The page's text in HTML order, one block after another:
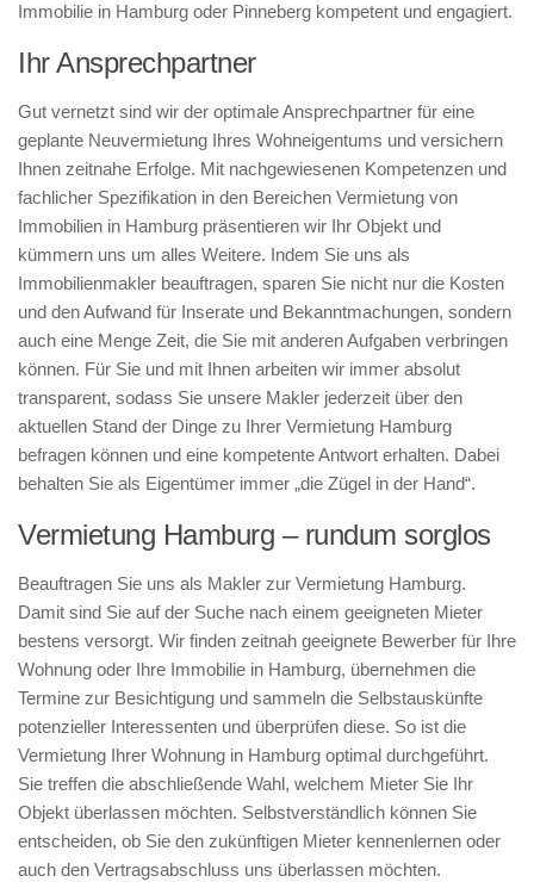
Immobilie in Hamburg oder Pinneberg kompetent und engagiert.
Ihr Ansprechpartner
Gut vernetzt sind wir der optimale Ansprechpartner für eine
geplante Neuvermietung Ihres Wohneigentums und versichern
Ihnen zeitnahe Erfolge. Mit nachgewiesenen Kompetenzen und
fachlicher Spezifikation in den Bereichen Vermietung von
Immobilien in Hamburg präsentieren wir Ihr Objekt und
kümmern uns um alles Weitere. Indem Sie uns als
Immobilienmakler beauftragen, sparen Sie nicht nur die Kosten
und den Aufwand für Inserate und Bekanntmachungen, sondern
auch eine Menge Zeit, die Sie mit anderen Aufgaben verbringen
können. Für Sie und mit Ihnen arbeiten wir immer absolut
transparent, sodass Sie unsere Makler jederzeit über den
aktuellen Stand der Dinge zu Ihrer Vermietung Hamburg
befragen können und eine kompetente Antwort erhalten. Dabei
behalten Sie als Eigentümer immer „die Zügel in der Hand“.
Vermietung Hamburg – rundum sorglos
Beauftragen Sie uns als Makler zur Vermietung Hamburg.
Damit sind Sie auf der Suche nach einem geeigneten Mieter
bestens versorgt. Wir finden zeitnah geeignete Bewerber für Ihre
Wohnung oder Ihre Immobilie in Hamburg, übernehmen die
Termine zur Besichtigung und sammeln die Selbstauskünfte
potenzieller Interessenten und überprüfen diese. So ist die
Vermietung Ihrer Wohnung in Hamburg optimal durchgeführt.
Sie treffen die abschließende Wahl, welchem Mieter Sie Ihr
Objekt überlassen möchten. Selbstverständlich können Sie
entscheiden, ob Sie den zukünftigen Mieter kennenlernen oder
auch den Vertragsabschluss uns überlassen möchten.